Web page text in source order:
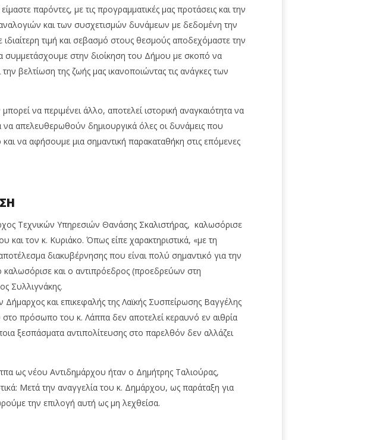
παρόντες, με τις προγραμματικές μας προτάσεις και την
και των συσχετισμών δυνάμεων με δεδομένη την
τιμή και σεβασμό στους θεσμούς αποδεχόμαστε την
στην διοίκηση του Δήμου με σκοπό να
βελτίωση της ζωής μας ικανοποιώντας τις ανάγκες των
να περιμένει άλλο, αποτελεί ιστορική αναγκαιότητα να
απελευθερωθούν δημιουργικά όλες οι δυνάμεις που
να αφήσουμε μια σημαντική παρακαταθήκη στις επόμενες
Τεχνικών Υπηρεσιών Θανάσης Σκαλιστήρας, καλωσόρισε
τον κ. Κυριάκο. Όπως είπε χαρακτηριστικά, «με τη
διακυβέρνησης που είναι πολύ σημαντικό για την
και ο αντιπρόεδρος (προεδρεύων στη
Συλλιγνάκης.
Δήμαρχος και επικεφαλής της Λαϊκής Συσπείρωσης Βαγγέλης
πρόσωπο του κ. Λάππα δεν αποτελεί κεραυνό εν αιθρία
ξεσπάσματα αντιπολίτευσης στο παρελθόν δεν αλλάζει
ως νέου Αντιδημάρχου ήταν ο Δημήτρης Ταλιούρας,
Μετά την αναγγελία του κ. Δημάρχου, ως παράταξη για
την επιλογή αυτή ως μη λεχθείσα.